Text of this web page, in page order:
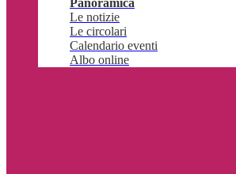
Panoramica
Le notizie
Le circolari
Calendario eventi
Albo online